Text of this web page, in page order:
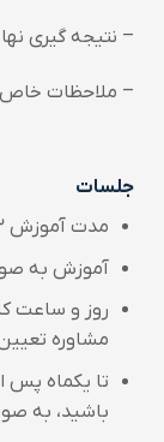
– نتیجه گیری
– ملاحظات
جلسات
مدت آموزش ۳ ساعت است.
آموزش به
روز و ساعت
مشاوره
تا یکماه پس
باشید، به